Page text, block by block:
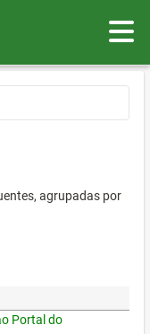
agrupadas por
Portal do